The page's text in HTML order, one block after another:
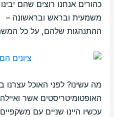
כהורים אנחנו רוצים שהם
משמעית ובראש ובראשונה –
ההתנהגות שלהם, על כל
מה עשינו? לפני האוכל
האופטומיטריסטים אשר
עכשיו היינו שניים עם